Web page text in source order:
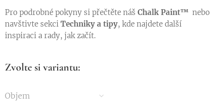
Pro podrobné pokyny si přečtěte náš Chalk Paint™ nebo
navštivte sekci Techniky a tipy, kde najdete další
inspiraci a rady, jak začít.
Zvolte si variantu:
Objem